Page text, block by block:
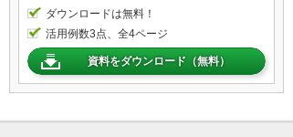
ダウンロードは無料！
活用例数3点、全4ページ
資料をダウンロード（無料）